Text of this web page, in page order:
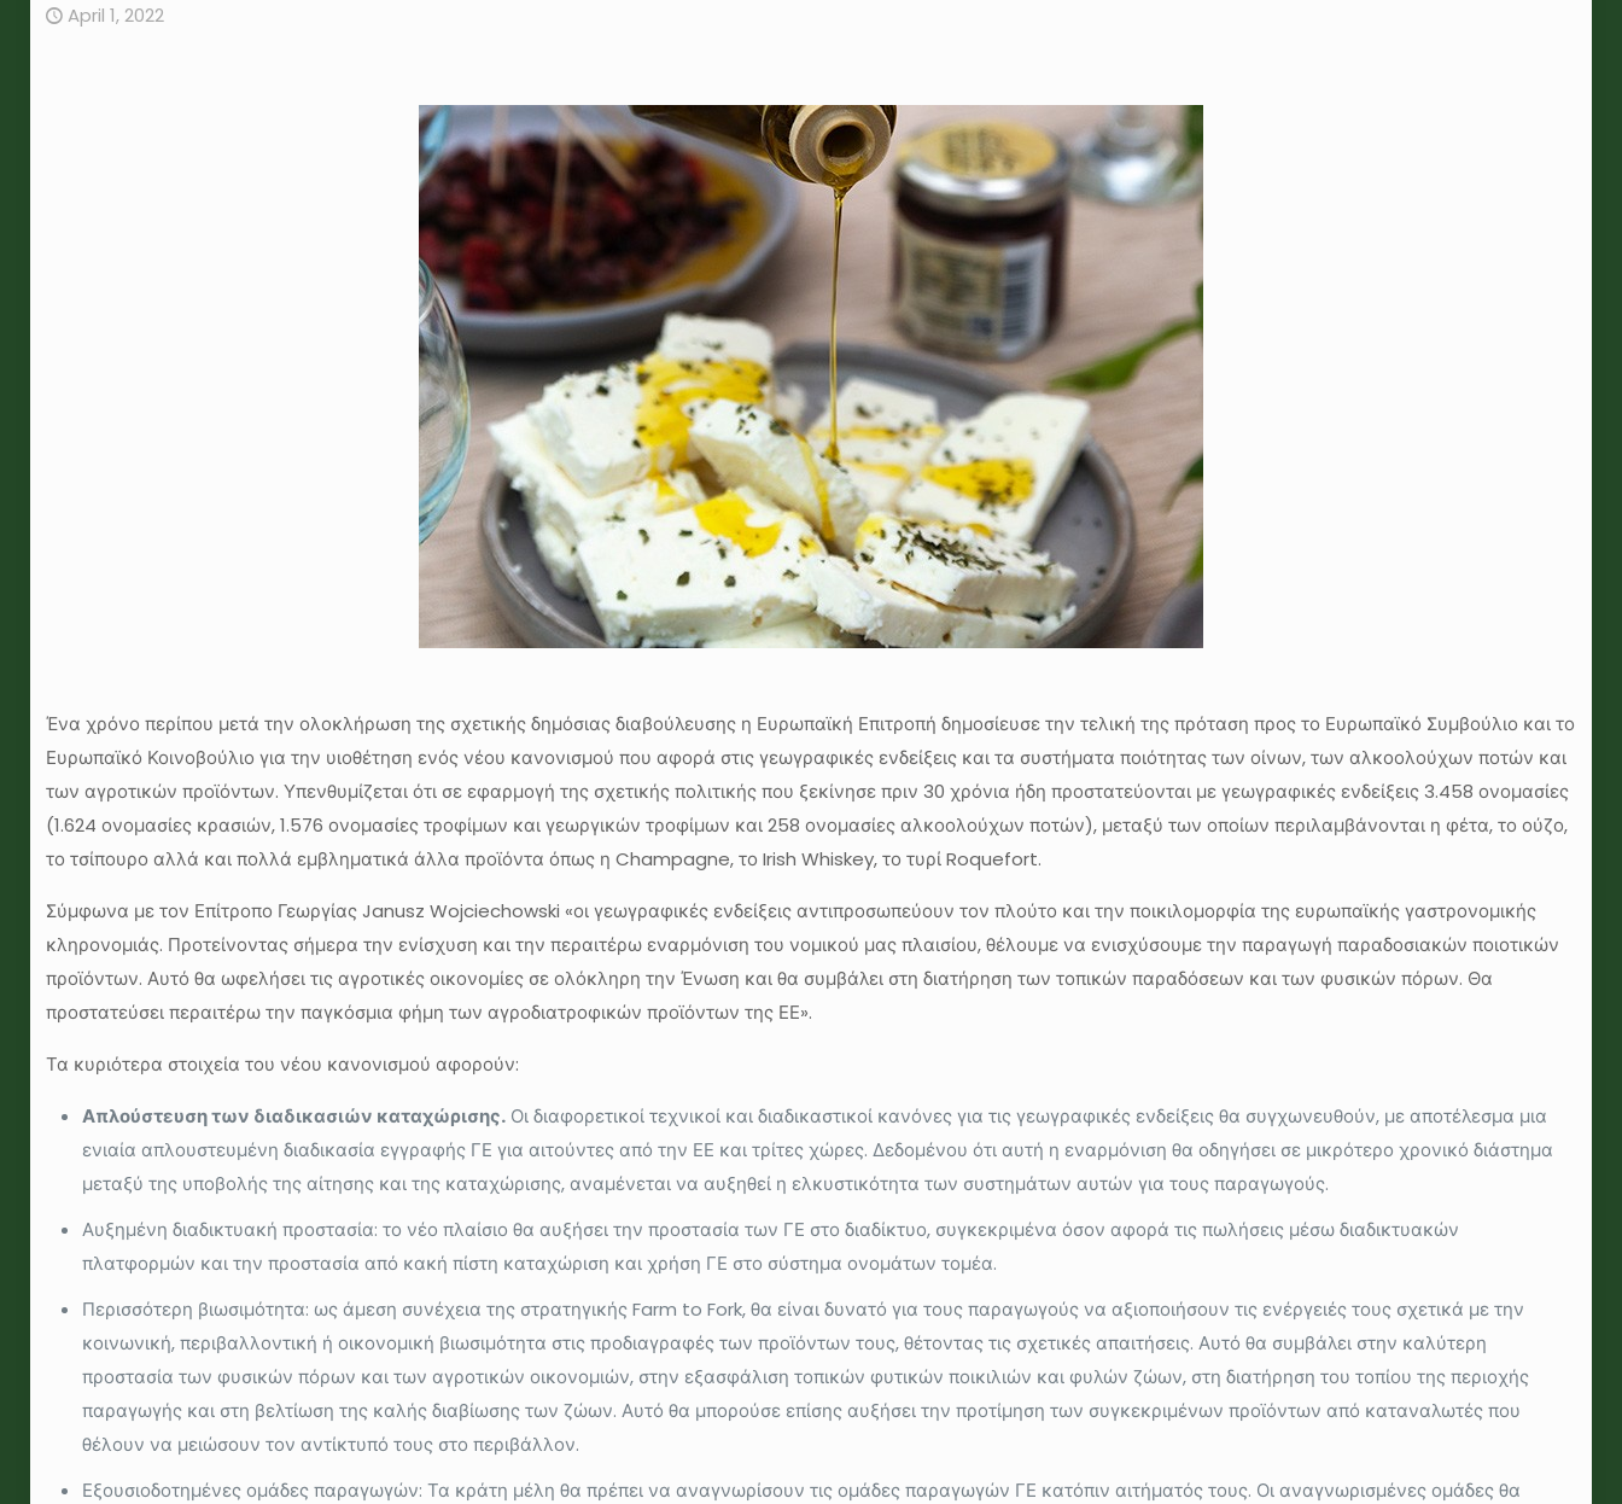
April 1, 2022
Ένα χρόνο περίπου μετά την ολοκλήρωση της σχετικής δημόσιας διαβούλευσης η Ευρωπαϊκή Επιτροπή δημοσίευσε την τελική της πρόταση προς το Ευρωπαϊκό Συμβούλιο και το
Ευρωπαϊκό Κοινοβούλιο για την υιοθέτηση ενός νέου κανονισμού που αφορά στις γεωγραφικές ενδείξεις και τα συστήματα ποιότητας των οίνων, των αλκοολούχων ποτών και
των αγροτικών προϊόντων. Υπενθυμίζεται ότι σε εφαρμογή της σχετικής πολιτικής που ξεκίνησε πριν 30 χρόνια ήδη προστατεύονται με γεωγραφικές ενδείξεις 3.458 ονομασίες
(1.624 ονομασίες κρασιών, 1.576 ονομασίες τροφίμων και γεωργικών τροφίμων και 258 ονομασίες αλκοολούχων ποτών), μεταξύ των οποίων περιλαμβάνονται η φέτα, το ούζο,
το τσίπουρο αλλά και πολλά εμβληματικά άλλα προϊόντα όπως η Champagne, το Irish Whiskey, το τυρί Roquefort.
Σύμφωνα με τον Επίτροπο Γεωργίας Janusz Wojciechowski «οι γεωγραφικές ενδείξεις αντιπροσωπεύουν τον πλούτο και την ποικιλομορφία της ευρωπαϊκής γαστρονομικής
κληρονομιάς. Προτείνοντας σήμερα την ενίσχυση και την περαιτέρω εναρμόνιση του νομικού μας πλαισίου, θέλουμε να ενισχύσουμε την παραγωγή παραδοσιακών ποιοτικών
προϊόντων. Αυτό θα ωφελήσει τις αγροτικές οικονομίες σε ολόκληρη την Ένωση και θα συμβάλει στη διατήρηση των τοπικών παραδόσεων και των φυσικών πόρων. Θα
προστατεύσει περαιτέρω την παγκόσμια φήμη των αγροδιατροφικών προϊόντων της ΕΕ».
Τα κυριότερα στοιχεία του νέου κανονισμού αφορούν:
Απλούστευση των διαδικασιών καταχώρισης.Οι διαφορετικοί τεχνικοί και διαδικαστικοί κανόνες για τις γεωγραφικές ενδείξεις θα συγχωνευθούν, με αποτέλεσμα μια
ενιαία απλουστευμένη διαδικασία εγγραφής ΓΕ για αιτούντες από την ΕΕ και τρίτες χώρες. Δεδομένου ότι αυτή η εναρμόνιση θα οδηγήσει σε μικρότερο χρονικό διάστημα
μεταξύ της υποβολής της αίτησης και της καταχώρισης, αναμένεται να αυξηθεί η ελκυστικότητα των συστημάτων αυτών για τους παραγωγούς.
Αυξημένη διαδικτυακή προστασία: το νέο πλαίσιο θα αυξήσει την προστασία των ΓΕ στο διαδίκτυο, συγκεκριμένα όσον αφορά τις πωλήσεις μέσω διαδικτυακών
πλατφορμών και την προστασία από κακή πίστη καταχώριση και χρήση ΓΕ στο σύστημα ονομάτων τομέα.
Περισσότερη βιωσιμότητα: ως άμεση συνέχεια της στρατηγικής Farm to Fork, θα είναι δυνατό για τους παραγωγούς να αξιοποιήσουν τις ενέργειές τους σχετικά με την
κοινωνική, περιβαλλοντική ή οικονομική βιωσιμότητα στις προδιαγραφές των προϊόντων τους, θέτοντας τις σχετικές απαιτήσεις. Αυτό θα συμβάλει στην καλύτερη
προστασία των φυσικών πόρων και των αγροτικών οικονομιών, στην εξασφάλιση τοπικών φυτικών ποικιλιών και φυλών ζώων, στη διατήρηση του τοπίου της περιοχής
παραγωγής και στη βελτίωση της καλής διαβίωσης των ζώων. Αυτό θα μπορούσε επίσης αυξήσει την προτίμηση των συγκεκριμένων προϊόντων από καταναλωτές που
θέλουν να μειώσουν τον αντίκτυπό τους στο περιβάλλον.
Εξουσιοδοτημένες ομάδες παραγωγών: Τα κράτη μέλη θα πρέπει να αναγνωρίσουν τις ομάδες παραγωγών ΓΕ κατόπιν αιτήματός τους. Οι αναγνωρισμένες ομάδες θα